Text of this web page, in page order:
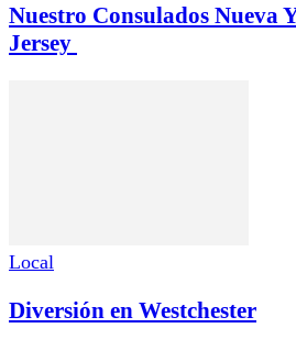
Nuestro Consulados Nueva
Jersey
Local
Diversión en Westchester